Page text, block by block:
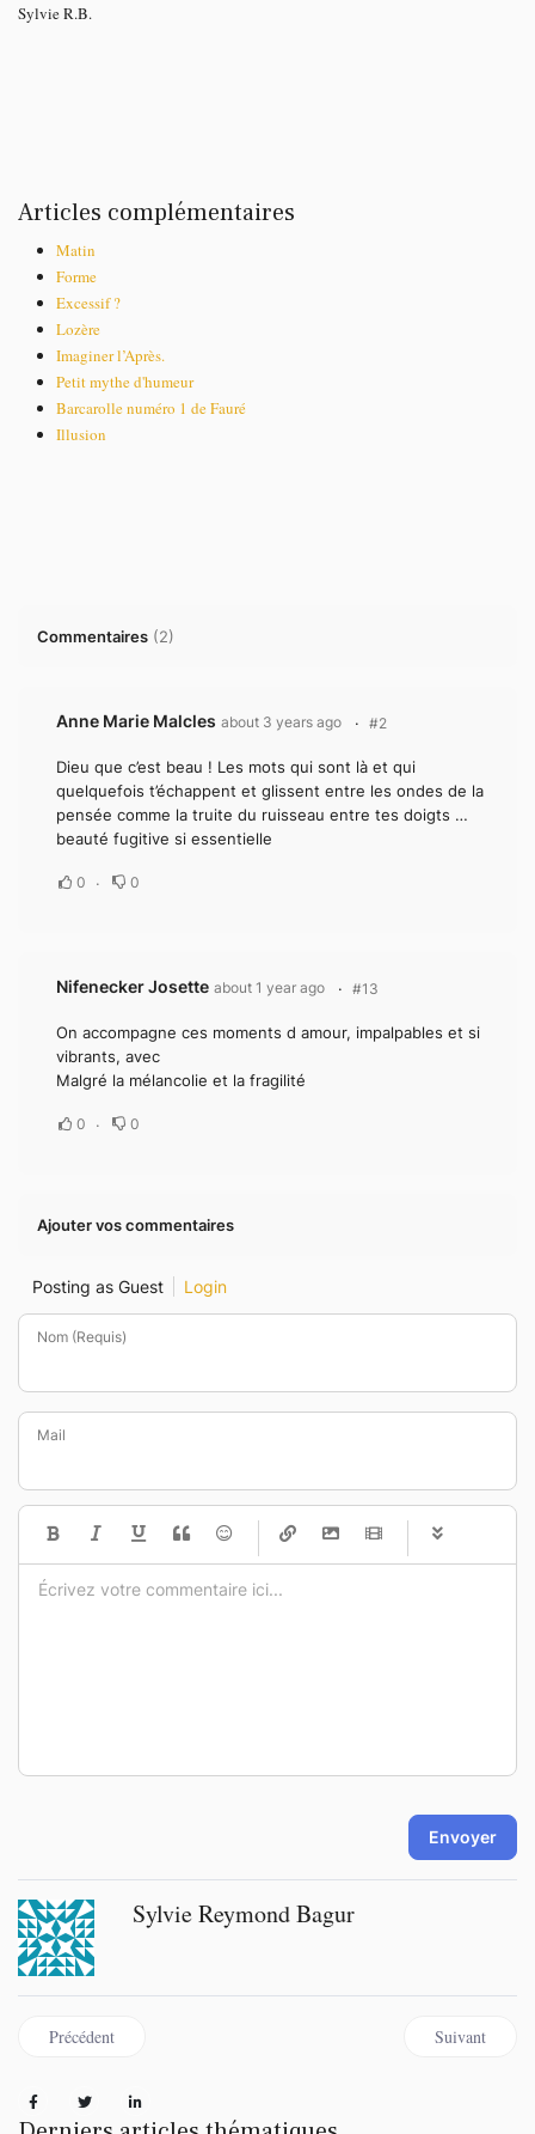
Sylvie R.B.
Articles complémentaires
Matin
Forme
Excessif ?
Lozère
Imaginer l’Après.
Petit mythe d'humeur
Barcarolle numéro 1 de Fauré
Illusion
Commentaires (2)
Anne Marie Malcles about 3 years ago #2
Dieu que c’est beau ! Les mots qui sont là et qui
quelquefois t’échappent et glissent entre les ondes de la
pensée comme la truite du ruisseau entre tes doigts …
beauté fugitive si essentielle
0 0
Nifenecker Josette about 1 year ago #13
On accompagne ces moments d amour, impalpables et si
vibrants, avec
Malgré la mélancolie et la fragilité
0 0
Ajouter vos commentaires
Posting as Guest Login
Nom (Requis)
Mail
-
-
-
-
Envoyer
Sylvie Reymond Bagur
Article précédent : Incandescence
Précédent Article
Suivant